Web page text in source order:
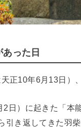
った日
正10年6月13日）
日）に起きた「本
引き返してきた羽